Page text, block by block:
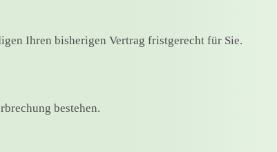
Ihren bisherigen Vertrag fristgerecht für Sie.
bestehen.